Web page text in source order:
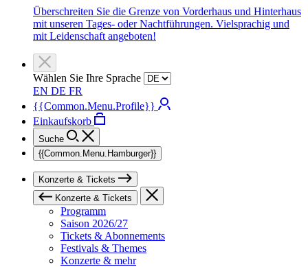
Überschreiten Sie die Grenze von Vorderhaus und Hinterhaus
mit unseren Tages- oder Nachtführungen. Vielsprachig und
mit Leidenschaft angeboten!
Wählen Sie Ihre Sprache
EN DE FR
{{Common.Menu.Profile}}
Einkaufskorb
Suche
{{Common.Menu.Hamburger}}
Konzerte & Tickets
Konzerte & Tickets
Programm
Saison 2026/27
Tickets & Abonnements
Festivals & Themes
Konzerte & mehr